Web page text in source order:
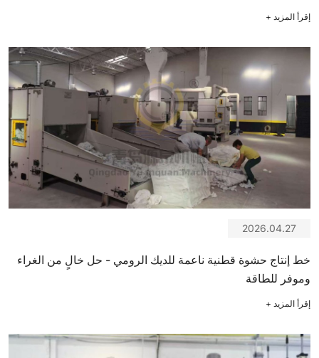
إقرأ المزيد +
2026.04.27
خط إنتاج حشوة قطنية ناعمة للديك الرومي - حل خالٍ من الغراء
وموفر للطاقة
إقرأ المزيد +